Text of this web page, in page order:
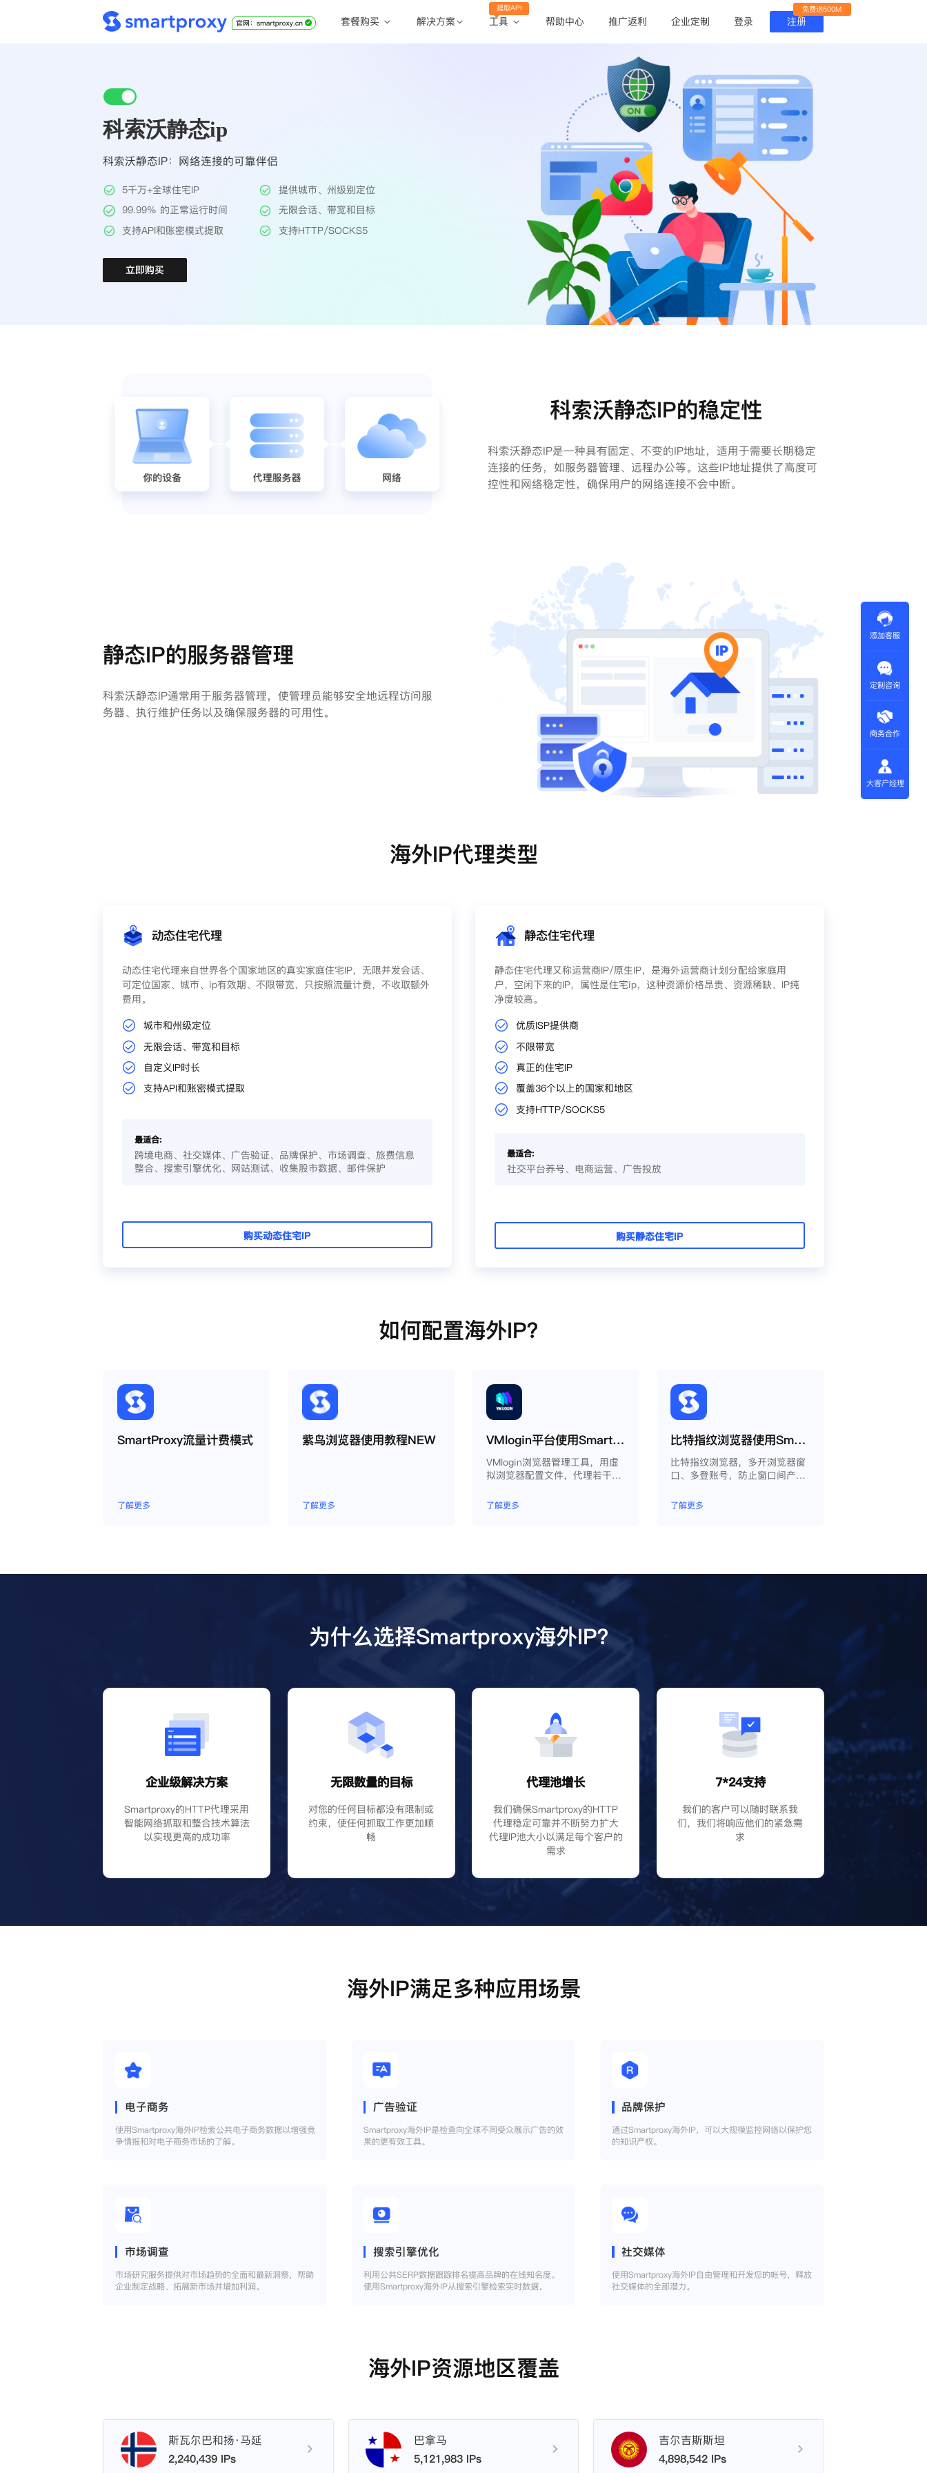
套餐购买 解决方案 工具
提取API
帮助中心 推广返利 企业定制 登录 注册
免费送500M
科索沃静态ip
科索沃静态IP：网络连接的可靠伴侣
5千万+全球住宅IP
提供城市、州级别定位
99.99% 的正常运行时间
无限会话、带宽和目标
支持API和账密模式提取
支持HTTP/SOCKS5
立即购买
科索沃静态IP的稳定性
科索沃静态IP是一种具有固定、不变的IP地址，适用于需要长期稳定
连接的任务，如服务器管理、远程办公等。这些IP地址提供了高度可
控性和网络稳定性，确保用户的网络连接不会中断。
静态IP的服务器管理
科索沃静态IP通常用于服务器管理，使管理员能够安全地远程访问服
务器、执行维护任务以及确保服务器的可用性。
海外IP代理类型
动态住宅代理
动态住宅代理来自世界各个国家地区的真实家庭住宅IP，无限并发会话、
可定位国家、城市、ip有效期、不限带宽，只按照流量计费，不收取额外
费用。
城市和州级定位
无限会话、带宽和目标
自定义IP时长
支持API和账密模式提取
最适合:
跨境电商、社交媒体、广告验证、品牌保护、市场调查、旅费信息
整合、搜索引擎优化、网站测试、收集股市数据、邮件保护
购买动态住宅IP
静态住宅代理
静态住宅代理又称运营商IP/原生IP，是海外运营商计划分配给家庭用
户，空闲下来的IP，属性是住宅ip，这种资源价格昂贵、资源稀缺、IP纯
净度较高。
优质ISP提供商
不限带宽
真正的住宅IP
覆盖36个以上的国家和地区
支持HTTP/SOCKS5
最适合:
社交平台养号、电商运营、广告投放
购买静态住宅IP
如何配置海外IP？
SmartProxy流量计费模式
了解更多
紫鸟浏览器使用教程NEW
了解更多
VMlogin平台使用Smartproxy教程
VMlogin浏览器管理工具，用虚
拟浏览器配置文件，代理若干电
了解更多
比特指纹浏览器使用Smartproxy教程
比特指纹浏览器，多开浏览器窗
口、多登账号，防止窗口间产生
模拟独立的电脑信息，模拟不同
的IP地址，使得相互间完全环境
了解更多
为什么选择Smartproxy海外IP？
企业级解决方案
Smartproxy的HTTP代理采用
智能网络抓取和整合技术算法
以实现更高的成功率
无限数量的目标
对您的任何目标都没有限制或
约束，使任何抓取工作更加顺
畅
代理池增长
我们确保Smartproxy的HTTP
代理稳定可靠并不断努力扩大
代理IP池大小以满足每个客户的
需求
7*24支持
我们的客户可以随时联系我
们，我们将响应他们的紧急需
求
海外IP满足多种应用场景
电子商务
使用Smartproxy海外IP检索公共电子商务数据以增强竞
争情报和对电子商务市场的了解。
广告验证
Smartproxy海外IP是检查向全球不同受众展示广告的效
果的更有效工具。
品牌保护
通过Smartproxy海外IP，可以大规模监控网络以保护您
的知识产权。
市场调查
市场研究服务提供对市场趋势的全面和最新洞察，帮助
企业制定战略、拓展新市场并增加利润。
搜索引擎优化
利用公共SERP数据跟踪排名提高品牌的在线知名度。
使用Smartproxy海外IP从搜索引擎检索实时数据。
社交媒体
使用Smartproxy海外IP自由管理和开发您的帐号，释放
社交媒体的全部潜力。
海外IP资源地区覆盖
斯瓦尔巴和扬·马延
2,240,439 IPs
巴拿马
5,121,983 IPs
吉尔吉斯斯坦
4,898,542 IPs
添加客服
定制咨询
商务合作
大客户经理